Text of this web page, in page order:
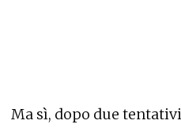
Ma sì, dopo due